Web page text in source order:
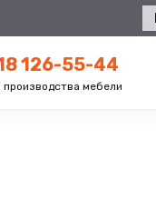
126-55-44
производства мебели